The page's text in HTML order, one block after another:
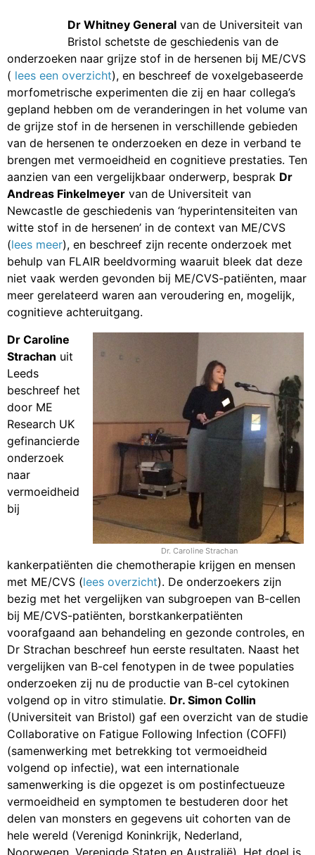
Dr Whitney Generalvan de Universiteit van
Bristol schetste de geschiedenis van de
onderzoeken naar grijze stof in de hersenen bij ME/CVS
( lees een overzicht), en beschreef de voxelgebaseerde
morfometrische experimenten die zij en haar collega’s
gepland hebben om de veranderingen in het volume van
de grijze stof in de hersenen in verschillende gebieden
van de hersenen te onderzoeken en deze in verband te
brengen met vermoeidheid en cognitieve prestaties. Ten
aanzien van een vergelijkbaar onderwerp, besprak Dr
Andreas Finkelmeyer van de Universiteit van
Newcastle de geschiedenis van ‘hyperintensiteiten van
witte stof in de hersenen’ in de context van ME/CVS
(lees meer), en beschreef zijn recente onderzoek met
behulp van FLAIR beeldvorming waaruit bleek dat deze
niet vaak werden gevonden bij ME/CVS-patiënten, maar
meer gerelateerd waren aan veroudering en, mogelijk,
cognitieve achteruitgang.
Dr. Caroline Strachan
Dr Caroline
Strachan uit
Leeds
beschreef het
door ME
Research UK
gefinancierde
onderzoek
naar
vermoeidheid
bij
kankerpatiënten die chemotherapie krijgen en mensen
met ME/CVS (lees overzicht). De onderzoekers zijn
bezig met het vergelijken van subgroepen van B-cellen
bij ME/CVS-patiënten, borstkankerpatiënten
voorafgaand aan behandeling en gezonde controles, en
Dr Strachan beschreef hun eerste resultaten. Naast het
vergelijken van B-cel fenotypen in de twee populaties
onderzoeken zij nu de productie van B-cel cytokinen
volgend op in vitro stimulatie. Dr. Simon Collin
(Universiteit van Bristol) gaf een overzicht van de studie
Collaborative on Fatigue Following Infection (COFFI)
(samenwerking met betrekking tot vermoeidheid
volgend op infectie), wat een internationale
samenwerking is die opgezet is om postinfectueuze
vermoeidheid en symptomen te bestuderen door het
delen van monsters en gegevens uit cohorten van de
hele wereld (Verenigd Koninkrijk, Nederland,
Noorwegen, Verenigde Staten en Australië). Het doel is